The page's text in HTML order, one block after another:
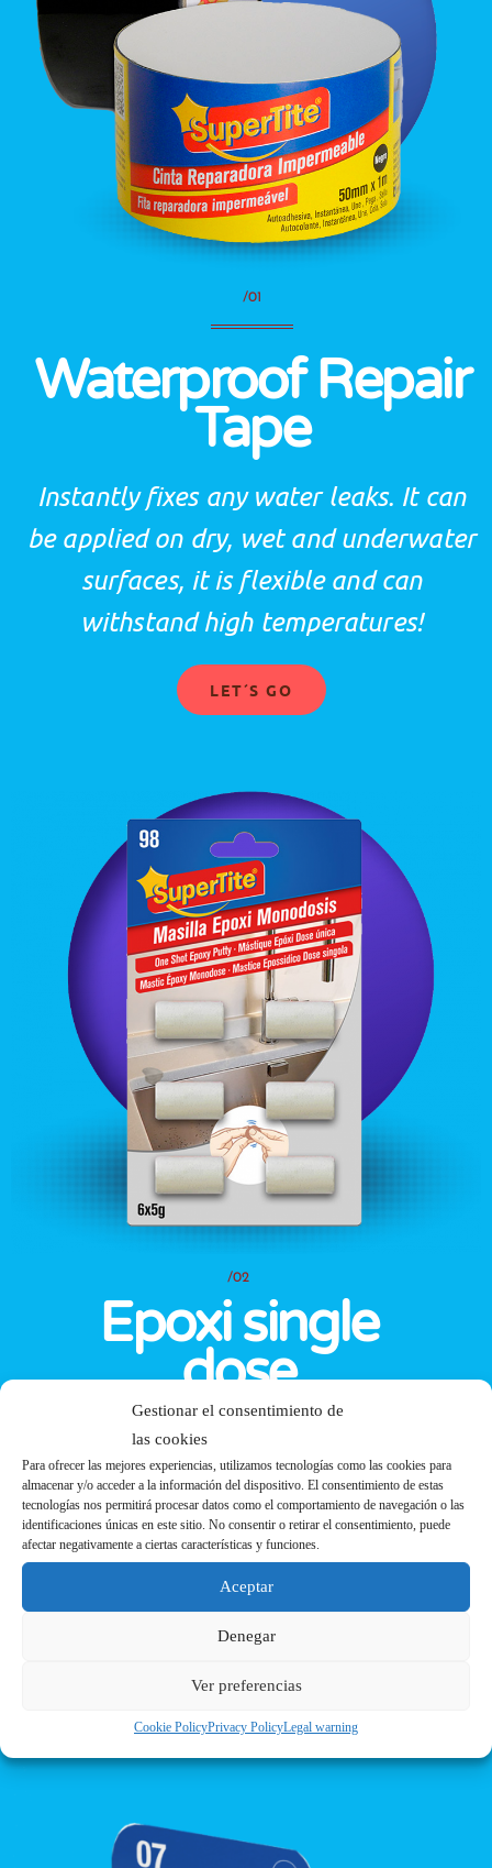
Gestionar el consentimiento de
las cookies
Para ofrecer las mejores experiencias, utilizamos tecnologías como las cookies para
almacenar y/o acceder a la información del dispositivo. El consentimiento de estas
tecnologías nos permitirá procesar datos como el comportamiento de navegación o las
identificaciones únicas en este sitio. No consentir o retirar el consentimiento, puede
afectar negativamente a ciertas características y funciones.
Aceptar
Denegar
Ver preferencias
Cookie PolicyPrivacy PolicyLegal warning
/01
Waterproof Repair
Tape
Instantly fixes any water leaks. It can
be applied on dry, wet and underwater
surfaces, it is flexible and can
withstand high temperatures!
LET´S GO
/02
Epoxi single
dose
Nothing resists him:
Seal, fill and repair. Knead and
apply,
it's that easy..